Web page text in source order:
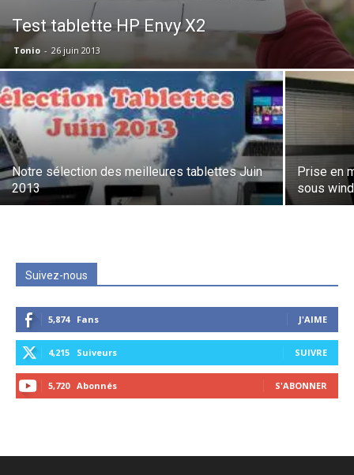
Test tablette HP Envy X2
Tonio - 26 juin 2013
Notre sélection des meilleures tablettes Juin
2013
Prise en
sous
Suivez-nous
5,874 Fans J'AIME
4,215 Suiveurs SUIVRE
5,720 Abonnés S'ABONNER